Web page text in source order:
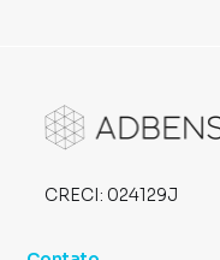
CRECI: 024129J